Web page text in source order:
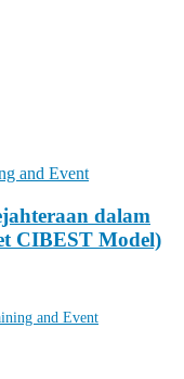
and Event
dalam
CIBEST Model)
and Event